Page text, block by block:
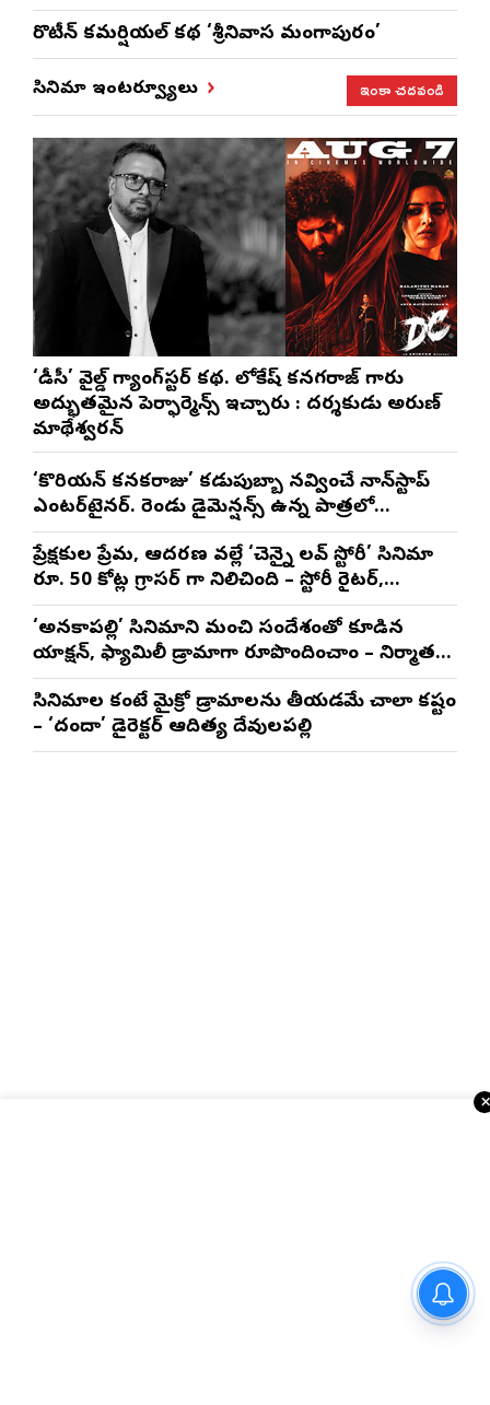
రొటీన్‌ కమర్షియల్‌ కథ ‘శ్రీనివాస మంగాపురం’
సినిమా ఇంటర్వ్యూలు ఇంకా చదవండి
‘డీసీ’ వైల్డ్ గ్యాంగ్‌స్టర్ కథ. లోకేష్ కనగరాజ్ గారు
అద్భుతమైన పెర్ఫార్మెన్స్ ఇచ్చారు : దర్శకుడు అరుణ్
మాథేశ్వరన్
‘కొరియన్ కనకరాజు’ కడుపుబ్బా నవ్వించే నాన్‌స్టాప్
ఎంటర్‌టైనర్. రెండు డైమెన్షన్స్ ఉన్న పాత్రలో
నటించడం చాలా సంతృప్తినిచ్చింది : వరుణ్ తేజ్
ప్రేక్షకుల ప్రేమ, ఆదరణ వల్లే ‘చెన్నై లవ్ స్టోరీ’ సినిమా
రూ. 50 కోట్ల గ్రాసర్ గా నిలిచింది – స్టోరీ రైటర్,
ప్రొడ్యూసర్ సాయి రాజేష్
‘అనకాపల్లి’ సినిమాని మంచి సందేశంతో కూడిన
యాక్షన్, ఫ్యామిలీ డ్రామాగా రూపొందించాం – నిర్మాతలు
త్రినాథరావు నక్కిన, కాండ్రేగుల నాయుడు
సినిమాల కంటే మైక్రో డ్రామాలను తీయడమే చాలా కష్టం
– ‘దందా’ డైరెక్ట‌ర్ ఆదిత్య దేవులపల్లి